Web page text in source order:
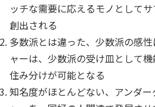
ッチな需要に応えるモノとして
創出される
多数派とは違った、少数派の感
ャーは、少数派の受け皿として
住み分けが可能となる
知名度がほとんどない、アンダ